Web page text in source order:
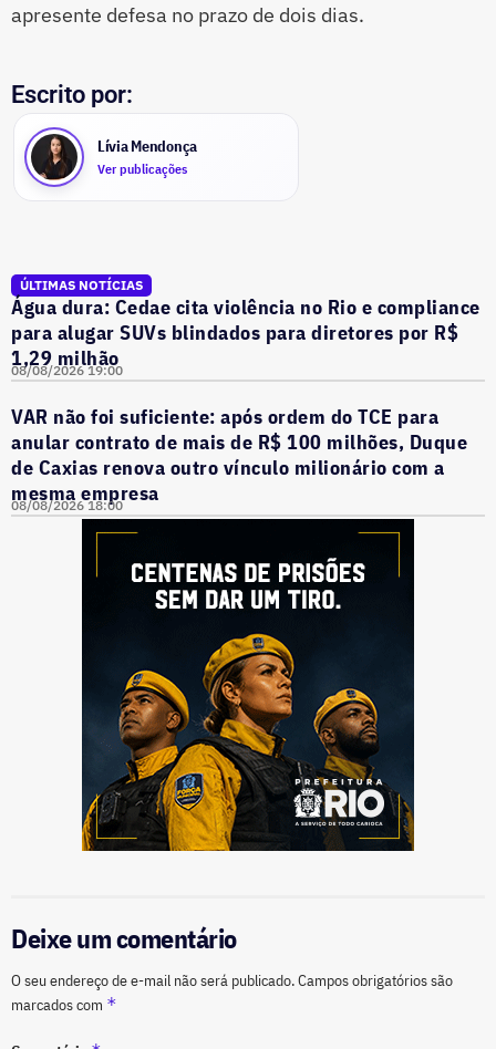
apresente defesa no prazo de dois dias.
Escrito por:
Lívia Mendonça
Ver publicações
ÚLTIMAS NOTÍCIAS
Água dura: Cedae cita violência no Rio e compliance
para alugar SUVs blindados para diretores por R$
1,29 milhão
08/08/2026 19:00
VAR não foi suficiente: após ordem do TCE para
anular contrato de mais de R$ 100 milhões, Duque
de Caxias renova outro vínculo milionário com a
mesma empresa
08/08/2026 18:00
Deixe um comentário
O seu endereço de e-mail não será publicado.Campos obrigatórios são
marcados com *